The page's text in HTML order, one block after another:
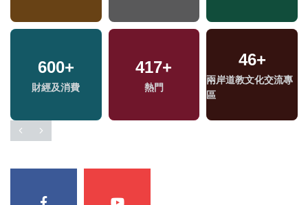
600+
財經及消費
417+
熱門
46+
兩岸道教文化交流專
區